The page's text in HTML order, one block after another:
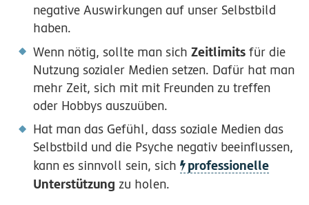
negative Auswirkungen auf unser Selbstbild
haben.
Wenn nötig, sollte man sich Zeitlimits für die
Nutzung sozialer Medien setzen. Dafür hat man
mehr Zeit, sich mit mit Freunden zu treffen
oder Hobbys auszuüben.
Hat man das Gefühl, dass soziale Medien das
Selbstbild und die Psyche negativ beeinflussen,
kann es sinnvoll sein, sich
professionelle
Unterstützung zu holen.